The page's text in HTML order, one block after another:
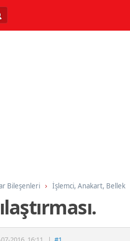
Bileşenleri İşlemci, Anakart, Bellek